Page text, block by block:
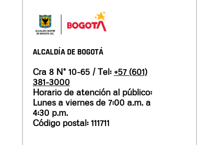
ALCALDÍA DE BOGOTÁ
Cra 8 N° 10-65 / Tel: +57 (601)
381-3000
Horario de atención al público:
Lunes a viernes de 7:00 a.m. a
4:30 p.m.
Código postal: 111711